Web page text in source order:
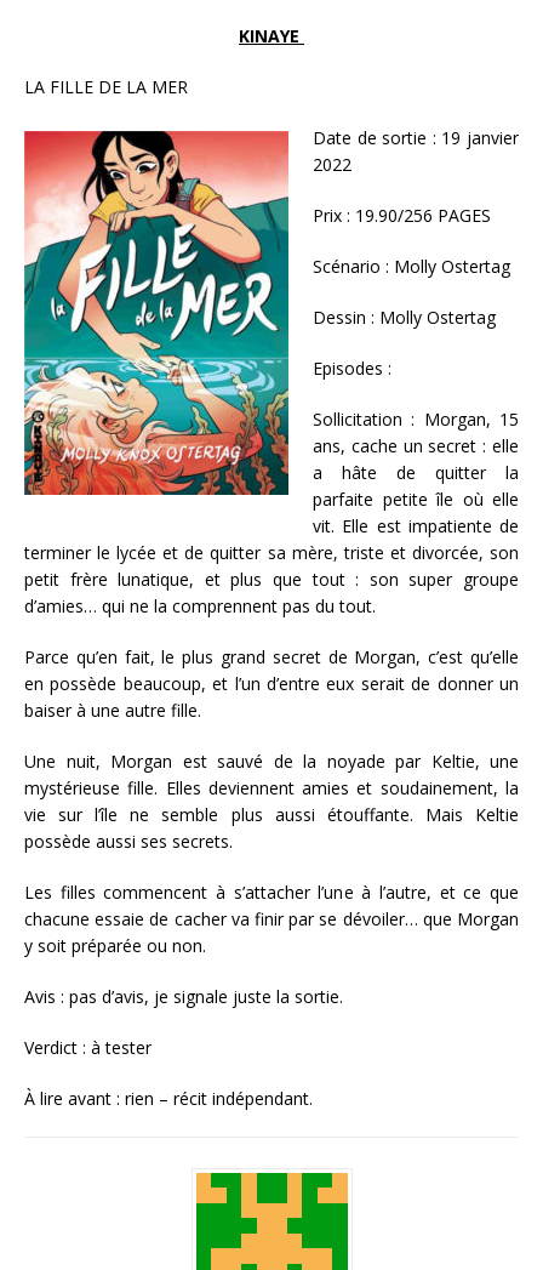
KINAYE
LA FILLE DE LA MER
Date de sortie : 19 janvier
2022
Prix : 19.90/256 PAGES
Scénario : Molly Ostertag
Dessin : Molly Ostertag
Episodes :
Sollicitation : Morgan, 15
ans, cache un secret : elle
a hâte de quitter la
parfaite petite île où elle
vit. Elle est impatiente de
terminer le lycée et de quitter sa mère, triste et divorcée, son
petit frère lunatique, et plus que tout : son super groupe
d’amies… qui ne la comprennent pas du tout.
Parce qu’en fait, le plus grand secret de Morgan, c’est qu’elle
en possède beaucoup, et l’un d’entre eux serait de donner un
baiser à une autre fille.
Une nuit, Morgan est sauvé de la noyade par Keltie, une
mystérieuse fille. Elles deviennent amies et soudainement, la
vie sur l’île ne semble plus aussi étouffante. Mais Keltie
possède aussi ses secrets.
Les filles commencent à s’attacher l’une à l’autre, et ce que
chacune essaie de cacher va finir par se dévoiler… que Morgan
y soit préparée ou non.
Avis : pas d’avis, je signale juste la sortie.
Verdict : à tester
À lire avant : rien – récit indépendant.